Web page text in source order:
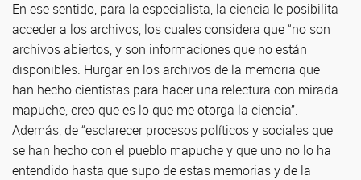
En ese sentido, para la especialista, la ciencia le posibilita
acceder a los archivos, los cuales considera que “no son
archivos abiertos, y son informaciones que no están
disponibles. Hurgar en los archivos de la memoria que
han hecho cientistas para hacer una relectura con mirada
mapuche, creo que es lo que me otorga la ciencia”.
Además, de “esclarecer procesos políticos y sociales que
se han hecho con el pueblo mapuche y que uno no lo ha
entendido hasta que supo de estas memorias y de la